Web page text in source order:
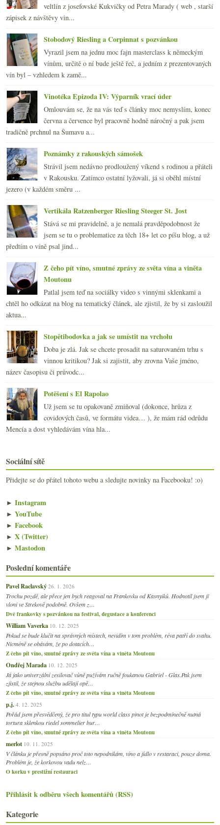
veltlín z josefovské Kukvičky od Petra Marady ( web , starší
zápisek z návštěvy vin...
Stobodový Riesling a Corpinnat s pozvánkou
Vyrazil jsem na jednu moc fajn masterclass k německým
vínům, určitě o ní bude ještě řeč, a jedním z prezentovaných
vín byl – vzhledem k zamě...
Vinotéka Epizoda IV: Výparník vrací úder
Omlouvám se, že na vás teď s články moc nemyslím, konec
června a července byl pracovně hodně náročný a pak jsem
tradičně prchnul na Šumavu a...
Poznámky z rakouských sámošek
Strávil jsem nedávno prodloužený víkend s rodinou a přáteli
v Rakousku. Zatímco ostatní lyžovali, já si oběhl místní
jezero (v každém směru ...
Vertikála Ratzenberger Riesling Steeger St. Jost
Stává se mi pravidelně, a je nemalá pravděpodobnost že
jsem se tu o problematice za těch 18+ let co píšu blog, a už
předtím o víně psal jind...
Z čeho pít víno, smutné zprávy ze světa vína a viněta
Moutonu
Patlal jsem teď na sociálky video s vinnými sklenkami a
chtěl ho odkázat na blog na tematický článek, ale zjistil, že by si zasloužil
aktua...
Stopětibodovka a jak se umístit na vrcholu
Doba je zlá. Jak se chcete prosadit na saturovaném trhu s
vinnou kritikou? Jak si zajistit, aby zrovna Vaše jméno,
název časopisu či průvodc...
Potěšení s El Rapolao
Už jsem se tu opakovaně zmiňoval (dokonce, hrůza z
covidových časů, ve formátu videa… ), že mám rád odrůdu
Mencía a dost vyhledávám vína hla...
Sociální sítě
Přidejte se do přátel tohoto webu a sledujte novinky na Facebooku! :o)
► Instagram
► YouTube
► Facebook
► X (Twitter)
► Mastodon
Poslední komentáře
Pavel Raclavský 26. 1. 2026
Trochu pozdě, ale přece jen bych reagoval na Frankovku od Kasnyiků. Hodnotil jsem ji
vloni ve Strekově podobně. Ovšem z…
Dvě frankovky s pozvánkou na festival, degustace a konferenci
William Vaverka 10. 12. 2025
Pokud se bude klučit na správných místech, nevidím v tom problém, réva patří do svahu.
Nicméně se obávám, že po dotacích…
Z čeho pít víno, smutné zprávy ze světa vína a viněta Moutonu
Ondřej Marada 10. 12. 2025
Já jako univerzální zesilovač vůně pužívám ručně foukanou Gabriel - Glas.Pak jsem
zjistil, že stejnou službu udělají opě…
Z čeho pít víno, smutné zprávy ze světa vína a viněta Moutonu
p.j. 4. 12. 2025
Pořád jsem přesvědčený, že pro titul typu world class pinot je bezpodmínečně nutná
tortura sklenkou riedel sommelier bur…
Z čeho pít víno, smutné zprávy ze světa vína a viněta Moutonu
merlot 10. 11. 2025
V článku je přesně popsáno proč toto nepodnikám, víno a jídlo v restaraci, pouze doma.
Problém je, že korkovou vadu nelz…
O korku v prestižní restauraci
Přihlásit k odběru všech komentářů (RSS)
Kategorie